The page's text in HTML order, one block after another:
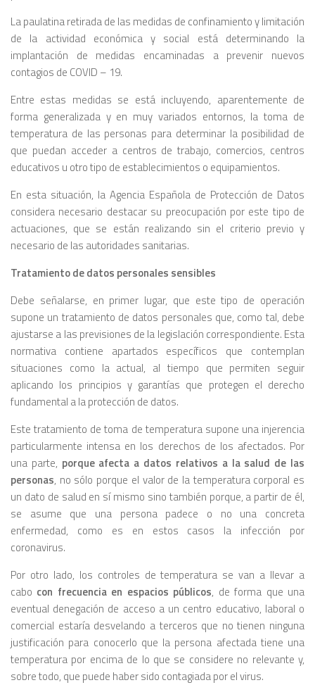
La paulatina retirada de las medidas de confinamiento y limitación
de la actividad económica y social está determinando la
implantación de medidas encaminadas a prevenir nuevos
contagios de COVID – 19.
Entre estas medidas se está incluyendo, aparentemente de
forma generalizada y en muy variados entornos, la toma de
temperatura de las personas para determinar la posibilidad de
que puedan acceder a centros de trabajo, comercios, centros
educativos u otro tipo de establecimientos o equipamientos.
En esta situación, la Agencia Española de Protección de Datos
considera necesario destacar su preocupación por este tipo de
actuaciones, que se están realizando sin el criterio previo y
necesario de las autoridades sanitarias.
Tratamiento de datos personales sensibles
Debe señalarse, en primer lugar, que este tipo de operación
supone un tratamiento de datos personales que, como tal, debe
ajustarse a las previsiones de la legislación correspondiente. Esta
normativa contiene apartados específicos que contemplan
situaciones como la actual, al tiempo que permiten seguir
aplicando los principios y garantías que protegen el derecho
fundamental a la protección de datos.
Este tratamiento de toma de temperatura supone una injerencia
particularmente intensa en los derechos de los afectados. Por
una parte, porque afecta a datos relativos a la salud de las
personas, no sólo porque el valor de la temperatura corporal es
un dato de salud en sí mismo sino también porque, a partir de él,
se asume que una persona padece o no una concreta
enfermedad, como es en estos casos la infección por
coronavirus.
Por otro lado, los controles de temperatura se van a llevar a
cabo con frecuencia en espacios públicos, de forma que una
eventual denegación de acceso a un centro educativo, laboral o
comercial estaría desvelando a terceros que no tienen ninguna
justificación para conocerlo que la persona afectada tiene una
temperatura por encima de lo que se considere no relevante y,
sobre todo, que puede haber sido contagiada por el virus.